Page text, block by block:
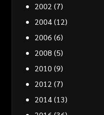
2002 (7)
2004(12)
2006 (6)
2008 (5)
2010 (9)
2012 (7)
2014(13)